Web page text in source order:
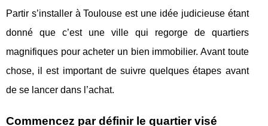
Partir s’installer à Toulouse est une idée judicieuse étant
donné que c’est une ville qui regorge de quartiers
magnifiques pour acheter un bien immobilier. Avant toute
chose, il est important de suivre quelques étapes avant
de se lancer dans l’achat.
Commencez par définir le quartier visé